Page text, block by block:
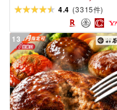
ん 個包装 4種セット[北海道・
縄・離島へ配送不可]
4.4 (3315件)
13